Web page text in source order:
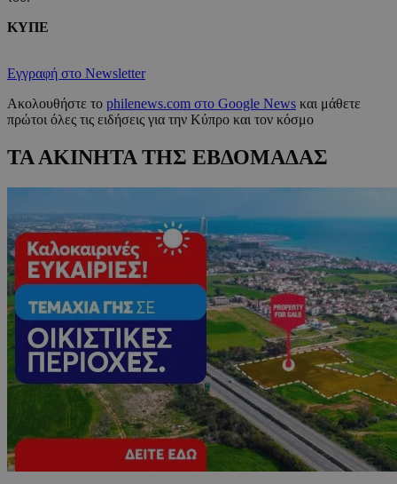
ΚΥΠΕ
Εγγραφή στο Newsletter
Ακολουθήστε το philenews.com στο Google News και μάθετε
πρώτοι όλες τις ειδήσεις για την Κύπρο και τον κόσμο
ΤΑ ΑΚΙΝΗΤΑ ΤΗΣ ΕΒΔΟΜΑΔΑΣ